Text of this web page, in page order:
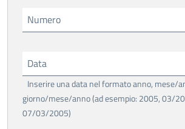
Numero
Data
Inserire una data nel formato anno, mese/
giorno/mese/anno (ad esempio: 2005, 03/
07/03/2005)